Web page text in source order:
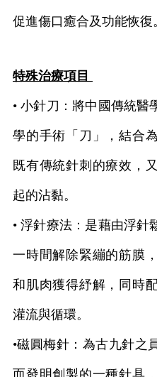
促進傷口癒合及功能恢復
特殊治療項目
• 小針刀：將中國傳統醫
學的手術「刀」，結合
既有傳統針刺的療效，
起的沾黏。
• 浮針療法：是藉由浮針
一時間解除緊繃的筋膜
和肌肉獲得紓解，同時
灌流與循環。
•磁圓梅針：為古九針之